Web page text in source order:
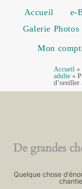
Accueil e-
Galerie Photos
Mon
Accueil »
adulte »
d’oreiller
De grandes
Quelque chose